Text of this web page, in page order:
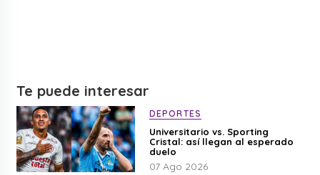
Te puede interesar
DEPORTES
Universitario vs. Sporting
Cristal: así llegan al esperado
duelo
07 Ago 2026